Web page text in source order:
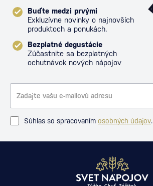
Buďte medzi prvými
Exkluzívne novinky o najnovších
produktoch a ponukách.
Bezplatné degustácie
Zúčastnite sa bezplatných
ochutnávok nových nápojov
Súhlas so spracovaním osobných údajov.